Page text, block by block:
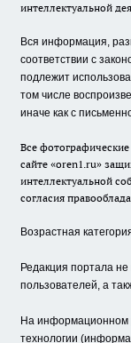
интеллектуальной
Вся информация,
соответствии с
подлежит
том числе
иначе как с
Все
сайте «oren1.ru»
интеллектуальной
согласия
Возрастная
Редакция портала
пользователей, а
На информационном
технологии